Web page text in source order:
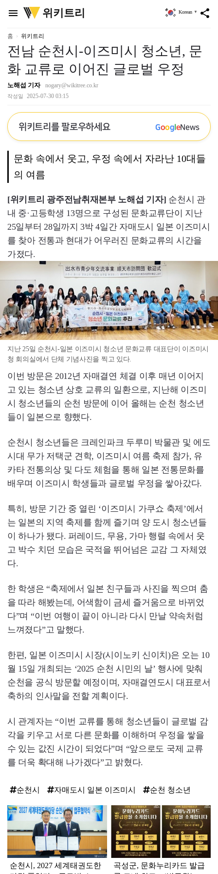
menu
위
키
리
위키트리 share
Korean ▼
홈 위키트리
전남 순천시-이즈미시 청소년, 문
화 교류로 이어진 글로벌 우정
노해섭 기자 nogary@wikitree.co.kr
작성일 2025-07-30 03:15
위키트리를 팔로우하세요 GoogleNews
문화 속에서 웃고, 우정 속에서 자라난 10대들
의 여름
[위키트리 광주전남취재본부 노해섭 기자] 순천시 관
내 중·고등학생 13명으로 구성된 문화교류단이 지난
25일부터 28일까지 3박 4일간 자매도시 일본 이즈미시
를 찾아 전통과 현대가 어우러진 문화교류의 시간을
가졌다.
지난 25일 순천시-일본 이즈미시 청소년 문화교류 대표단이 이즈미시
청 회의실에서 단체 기념사진을 찍고 있다.
이번 방문은 2012년 자매결연 체결 이후 매년 이어지
고 있는 청소년 상호 교류의 일환으로, 지난해 이즈미
시 청소년들의 순천 방문에 이어 올해는 순천 청소년
들이 일본으로 향했다.
순천시 청소년들은 크레인파크 두루미 박물관 및 에도
시대 무가 저택군 견학, 이즈미시 여름 축제 참가, 유
카타 전통의상 및 다도 체험을 통해 일본 전통문화를
배우며 이즈미시 학생들과 글로벌 우정을 쌓아갔다.
특히, 방문 기간 중 열린 ‘이즈미시 가쿠쇼 축제’에서
는 일본의 지역 축제를 함께 즐기며 양 도시 청소년들
이 하나가 됐다. 퍼레이드, 무용, 가마 행렬 속에서 웃
고 박수 치던 모습은 국적을 뛰어넘은 교감 그 자체였
다.
한 학생은 “축제에서 일본 친구들과 사진을 찍으며 춤
을 따라 해봤는데, 어색함이 금세 즐거움으로 바뀌었
다”며 “이번 여행이 끝이 아니라 다시 만날 약속처럼
느껴졌다”고 말했다.
한편, 일본 이즈미시 시장(시이노키 신이치)은 오는 10
월 15일 개최되는 ‘2025 순천 시민의 날’ 행사에 맞춰
순천을 공식 방문할 예정이며, 자매결연도시 대표로서
축하의 인사말을 전할 계획이다.
시 관계자는 “이번 교류를 통해 청소년들이 글로벌 감
각을 키우고 서로 다른 문화를 이해하며 우정을 쌓을
수 있는 값진 시간이 되었다”며 “앞으로도 국제 교류
를 더욱 확대해 나가겠다”고 밝혔다.
순천시 자매도시 일본 이즈미시 순천 청소년
탑
라
인
순천시, 2027 세계태권도한
곡성군, 문화누리카드 발급